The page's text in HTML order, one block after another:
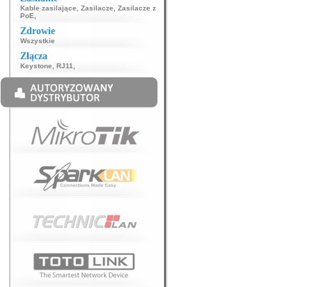
Kable zasilające Zasilacze
Zasilacze z
PoE
Zdrowie
Wszystkie
Złącza
Keystone RJ11